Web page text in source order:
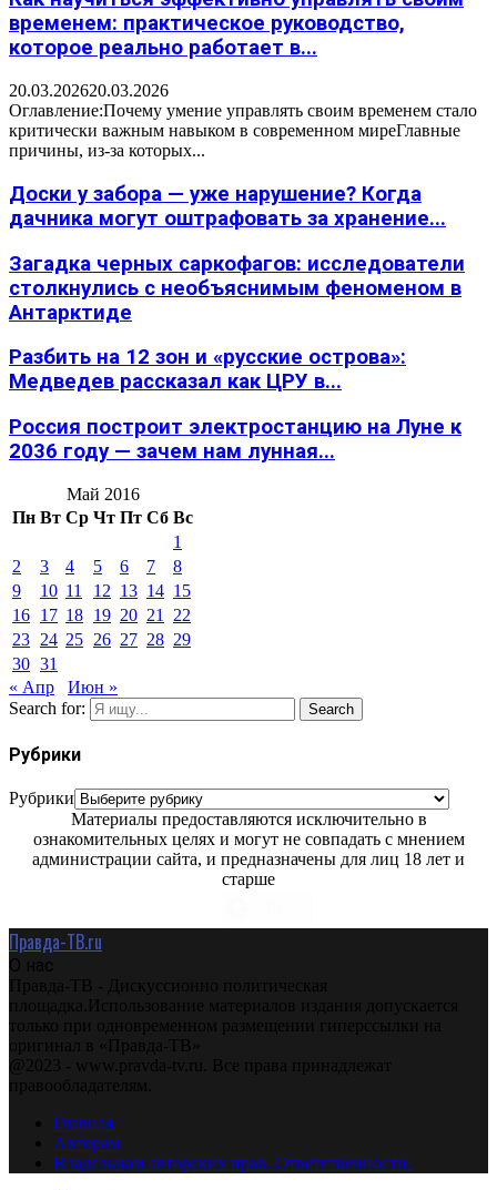
временем: практическое руководство,
которое реально работает в...
20.03.202620.03.2026
Оглавление:Почему умение управлять своим временем стало
критически важным навыком в современном миреГлавные
причины, из-за которых...
Доски у забора — уже нарушение? Когда
дачника могут оштрафовать за хранение...
Загадка черных саркофагов: исследователи
столкнулись с необъяснимым феноменом в
Антарктиде
Разбить на 12 зон и «русские острова»:
Медведев рассказал как ЦРУ в...
Россия построит электростанцию на Луне к
2036 году — зачем нам лунная...
Май 2016
Пн Вт Ср Чт Пт Сб Вс
1
2
3 4 5 6 7
8
9
10 11 12 13 14 15
16 17 18 19 20 21
22
23 24 25 26 27 28 29
30 31
« Апр
Июн »
Search for:
Search
Рубрики
Рубрики
Материалы предоставляются исключительно в
ознакомительных целях и могут не совпадать с мнением
администрации сайта, и предназначены для лиц 18 лет и
старше
Правда-ТВ.ru
О нас
Правда-ТВ - Дискуссионно политическая
площадка.Использование материалов издания допускается
только при одновременном размещении гиперссылки на
оригинал в «Правда-ТВ»
@2023 - www.pravda-tv.ru. Все права принадлежат
правообладателям.
Главная
Авторам
Владельцам авторских прав. Ответственности.